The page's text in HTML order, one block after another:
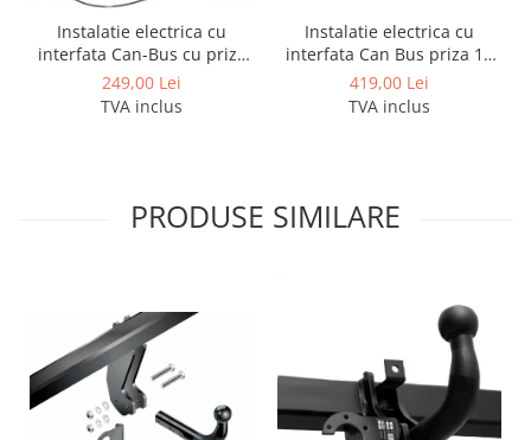
Instalatie electrica cu
interfata Can-Bus cu priza
de 7 pini
249,00 Lei
TVA inclus
Instalatie electrica cu
interfata Can Bus priza 13
pini - 8 pini activi
419,00 Lei
TVA inclus
PRODUSE SIMILARE